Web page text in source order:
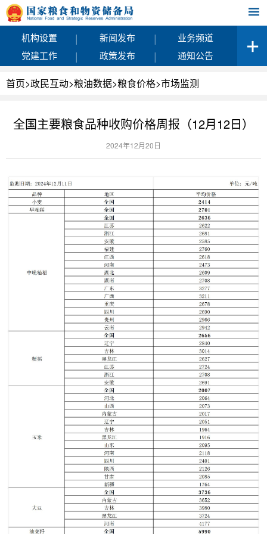
机构设置 | 新闻发布 |
业务频道
党建工作
| 政策发布 | 通知公告
首页>政民互动>粮油数据>粮食价格>市场监测
全国主要粮食品种收购价格周报（12月12日）
2024年12月20日